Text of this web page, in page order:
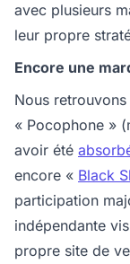
avec plusieurs
leur propre
Encore une
Nous
« Pocophone »
avoir été
encore « Black
participation
indépendante
propre site de